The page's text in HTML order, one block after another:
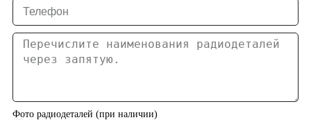
Фото радиодеталей (при наличии)